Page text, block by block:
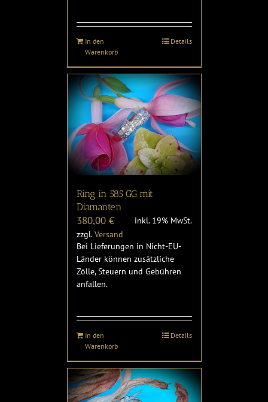
In den
Warenkorb
Details
Ring in 585 GG mit
Diamanten
380,00 €
inkl. 19% MwSt.
zzgl.Versand
Bei Lieferungen in Nicht-EU-
Länder können zusätzliche
Zölle, Steuern und Gebühren
anfallen.
In den
Warenkorb
Details